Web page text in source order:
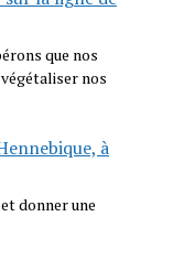
que nos
nos
à
donner une